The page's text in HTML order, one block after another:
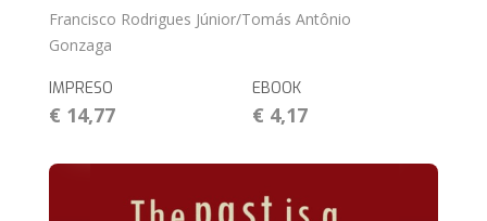
Francisco Rodrigues Júnior/Tomás Antônio
Gonzaga
IMPRESO
€ 14,77
EBOOK
€ 4,17